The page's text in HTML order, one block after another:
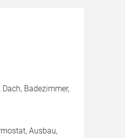
Badezimmer,
Ausbau,